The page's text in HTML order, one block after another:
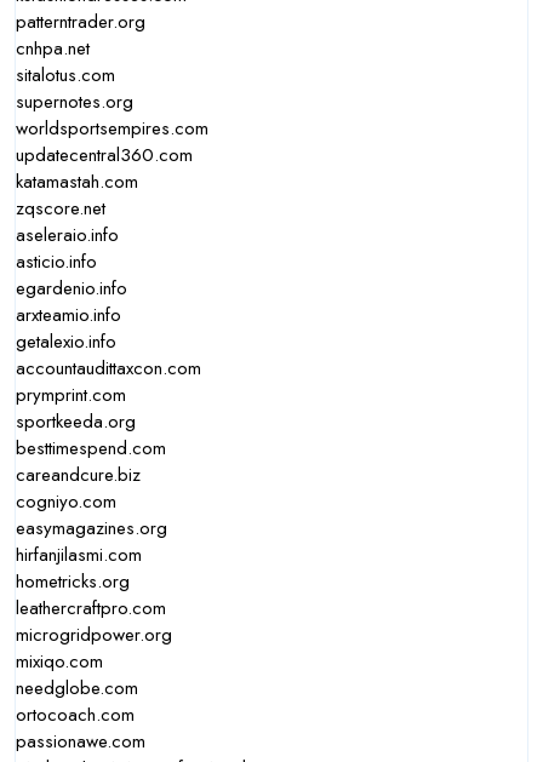
patterntrader.org
cnhpa.net
sitalotus.com
supernotes.org
worldsportsempires.com
updatecentral360.com
katamastah.com
zqscore.net
aseleraio.info
asticio.info
egardenio.info
arxteamio.info
getalexio.info
accountaudittaxcon.com
prymprint.com
sportkeeda.org
besttimespend.com
careandcure.biz
cogniyo.com
easymagazines.org
hirfanjilasmi.com
hometricks.org
leathercraftpro.com
microgridpower.org
mixiqo.com
needglobe.com
ortocoach.com
passionawe.com